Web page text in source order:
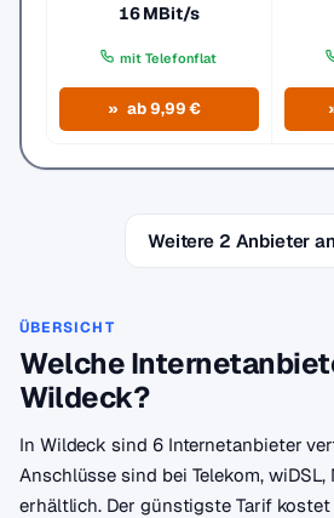
16 MBit/s
mit Telefonflat
ab 9,99 €
Weitere 2 Anbieter
ÜBERSICHT
Welche
Wildeck?
In Wildeck sind 6 Internetanbieter
Anschlüsse sind bei Telekom, wiDSL,
erhältlich. Der günstigste Tarif